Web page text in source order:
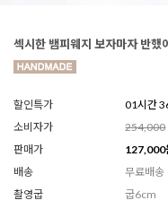
섹시한 뱀피웨지 보자마자 반했
할인특가
01시간
소비자가
254,000
판매가
127,000
배송
무료배송
촬영굽
굽6cm